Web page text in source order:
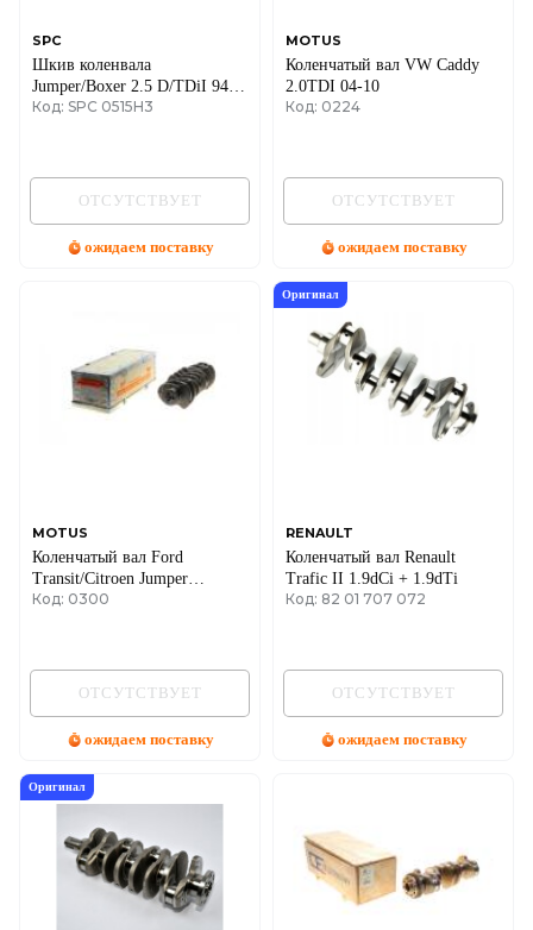
SPC
Шкив коленвала
Jumper/Boxer 2.5 D/TDiI 94-
02
Код: SPC 0515H3
ОТСУТСТВУЕТ
ожидаем поставку
MOTUS
Коленчатый вал VW Caddy
2.0TDI 04-10
Код: 0224
ОТСУТСТВУЕТ
ожидаем поставку
MOTUS
Коленчатый вал Ford
Transit/Citroen Jumper
2.2HDi/TDCi 04-
Код: 0300
ОТСУТСТВУЕТ
ожидаем поставку
Оригинал
RENAULT
Коленчатый вал Renault
Trafic II 1.9dCi + 1.9dTi
Код: 82 01 707 072
ОТСУТСТВУЕТ
ожидаем поставку
Оригинал